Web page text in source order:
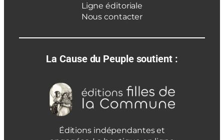
Ligne éditoriale
Nous contacter
La Cause du Peuple soutient :
Éditions indépendantes et